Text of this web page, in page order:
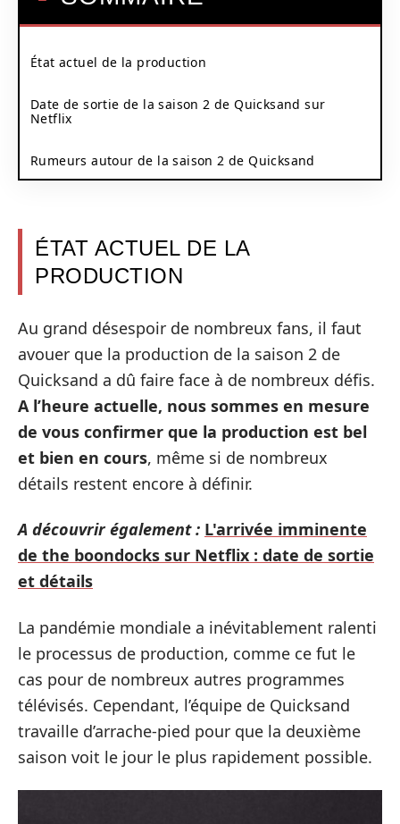
État actuel de la production
Date de sortie de la saison 2 de Quicksand sur
Netflix
Rumeurs autour de la saison 2 de Quicksand
ÉTAT ACTUEL DE LA
PRODUCTION
Au grand désespoir de nombreux fans, il faut
avouer que la production de la saison 2 de
Quicksand a dû faire face à de nombreux défis.
A l’heure actuelle, nous sommes en mesure
de vous confirmer que la production est bel
et bien en cours, même si de nombreux
détails restent encore à définir.
A découvrir également : L'arrivée imminente
de the boondocks sur Netflix : date de sortie
et détails
La pandémie mondiale a inévitablement ralenti
le processus de production, comme ce fut le
cas pour de nombreux autres programmes
télévisés. Cependant, l’équipe de Quicksand
travaille d’arrache-pied pour que la deuxième
saison voit le jour le plus rapidement possible.